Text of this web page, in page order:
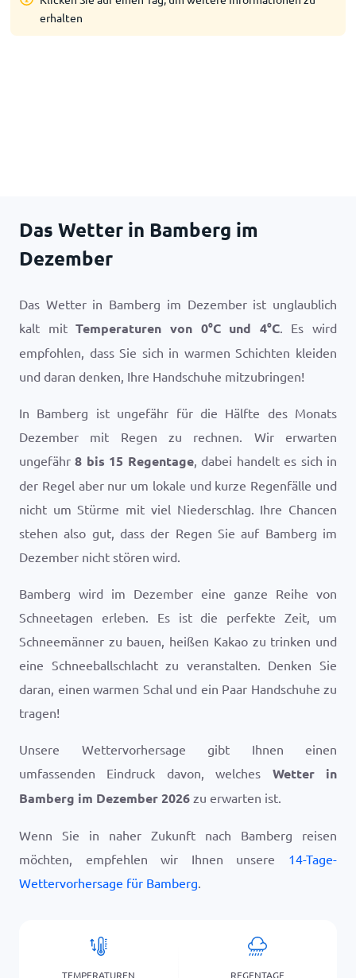
erhalten
Das Wetter in Bamberg im
Dezember
Das Wetter in Bamberg im Dezember ist unglaublich
kalt mitTemperaturen von 0°Cund 4°C. Es wird
empfohlen, dass Sie sich in warmen Schichten kleiden
und daran denken, Ihre Handschuhe mitzubringen!
In Bamberg ist ungefähr für die Hälfte des Monats
Dezember mit Regen zu rechnen. Wir erwarten
ungefähr8 bis 15 Regentage, dabei handelt es sich in
der Regel aber nur um lokale und kurze Regenfälle und
nicht um Stürme mit viel Niederschlag. Ihre Chancen
stehen also gut, dass der Regen Sie auf Bamberg im
Dezember nicht stören wird.
Bamberg wird im Dezember eine ganze Reihe von
Schneetagen erleben. Es ist die perfekte Zeit, um
Schneemänner zu bauen, heißen Kakao zu trinken und
eine Schneeballschlacht zu veranstalten. Denken Sie
daran, einen warmen Schal und ein Paar Handschuhe zu
tragen!
Unsere Wettervorhersage gibt Ihnen einen
umfassenden Eindruck davon, welches Wetter in
Bamberg im Dezember 2026 zu erwarten ist.
Wenn Sie in naher Zukunft nach Bamberg reisen
möchten, empfehlen wir Ihnen unsere 14-Tage-
Wettervorhersage für Bamberg.
TEMPERATUREN REGENTAGE